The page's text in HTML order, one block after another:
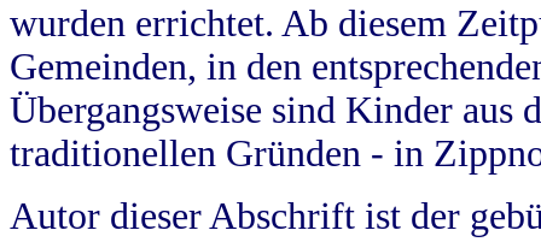
wurden errichtet. Ab diesem
Gemeinden, in den
Übergangsweise sind Kinder aus
traditionellen Gründen - in
Autor dieser Abschrift ist der